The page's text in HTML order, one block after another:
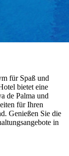
für Spaß und
bietet eine
de Palma und
für Ihren
Genießen Sie die
in